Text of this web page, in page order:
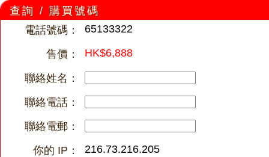
查詢 / 購買號碼
電話號碼：
65133322
售價： HK$6,888
聯絡姓名：
聯絡電話：
聯絡電郵：
你的 IP：
216.73.216.205